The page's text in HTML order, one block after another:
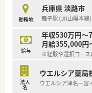
勤務地
兵庫県 淡路市
舞子駅 (JR山陽本線)
給与
年収530万円～
月給355,000円
※経験や選択コース
法人
名
ウエルシア薬局
ウエルシア津名一宮